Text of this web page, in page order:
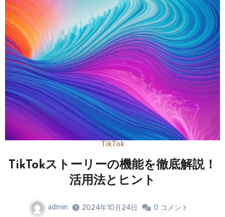
TikTok
TikTokストーリーの機能を徹底解説！
活用法とヒント
admin 2024年10月24日 0 コメント